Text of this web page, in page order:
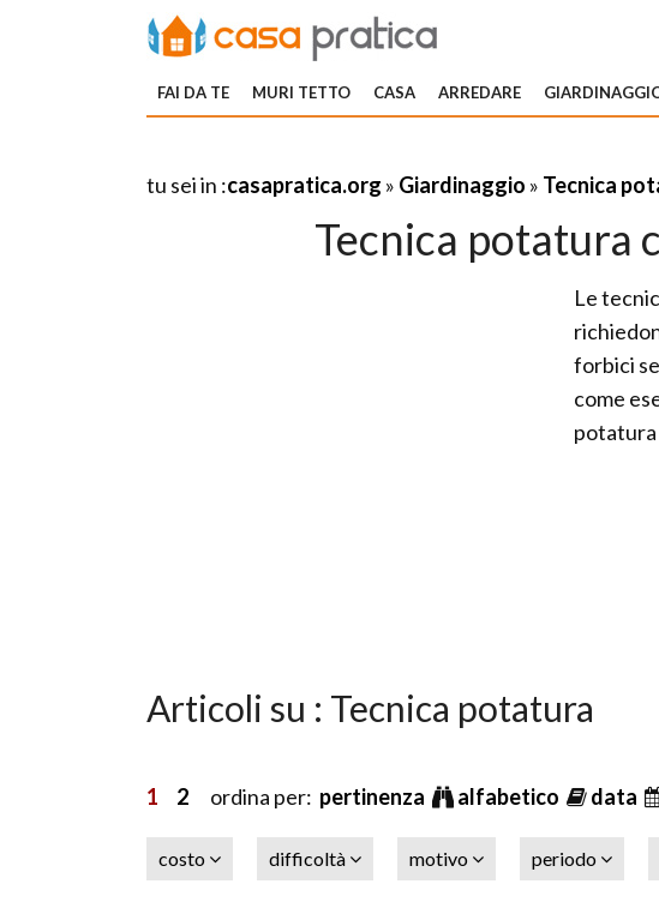
FAI DA TE MURI TETTO CASA ARREDARE
tu sei in :casapratica.org » Giardinaggio » Tecnica
Tecnica potatura
Le
forbici
come
potatura
Articoli su : Tecnica potatura
1 2 ordina per: pertinenza alfabetico data
costo difficoltà motivo periodo